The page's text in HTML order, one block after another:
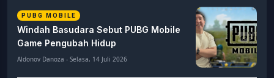
PUBG MOBILE
Windah Basudara Sebut PUBG Mobile
Game Pengubah Hidup
Aldonov Danoza - Selasa, 14 Juli 2026